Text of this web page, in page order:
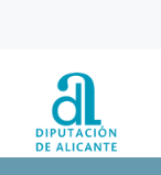
contenido